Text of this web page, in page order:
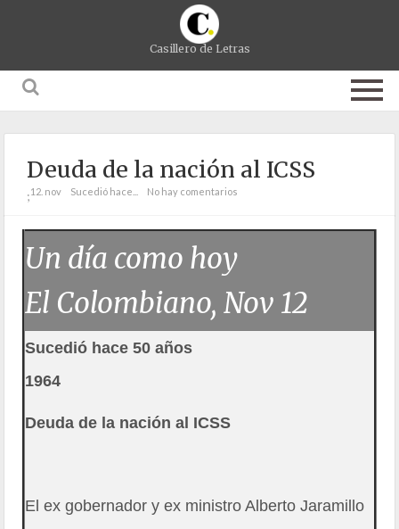
Casillero de Letras
Deuda de la nación al ICSS
;12. nov Sucedió hace... No hay comentarios
Un día como hoy
El Colombiano, Nov 12
Sucedió hace 50 años
1964
Deuda de la nación al ICSS
El ex gobernador y ex ministro Alberto Jaramillo